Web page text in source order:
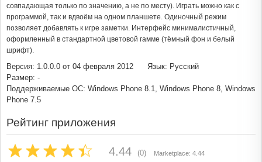
совпадающая только по значению, а не по месту). Играть можно как с
программой, так и вдвоём на одном планшете. Одиночный режим
позволяет добавлять к игре заметки. Интерфейс минималистичный,
оформленный в стандартной цветовой гамме (тёмный фон и белый
шрифт).
Версия: 1.0.0.0 от 04 февраля 2012
Язык: Русский
Размер: -
Поддерживаемые ОС: Windows Phone 8.1, Windows Phone 8, Windows
Phone 7.5
Рейтинг приложения
4.44 (0) Marketplace: 4.44